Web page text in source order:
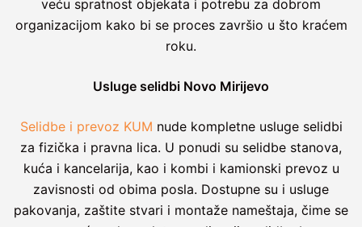
veću spratnost objekata i potrebu za dobrom
organizacijom kako bi se proces završio u što kraćem
roku.
Usluge selidbi Novo Mirijevo
Selidbe i prevoz KUM nude kompletne usluge selidbi
za fizička i pravna lica. U ponudi su selidbe stanova,
kuća i kancelarija, kao i kombi i kamionski prevoz u
zavisnosti od obima posla. Dostupne su i usluge
pakovanja, zaštite stvari i montaže nameštaja, čime se